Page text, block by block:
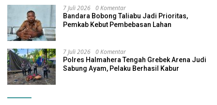
7 Juli 2026 0 Komentar
Bandara Bobong Taliabu Jadi Prioritas,
Pemkab Kebut Pembebasan Lahan
7 Juli 2026 0 Komentar
Polres Halmahera Tengah Grebek Arena Judi
Sabung Ayam, Pelaku Berhasil Kabur